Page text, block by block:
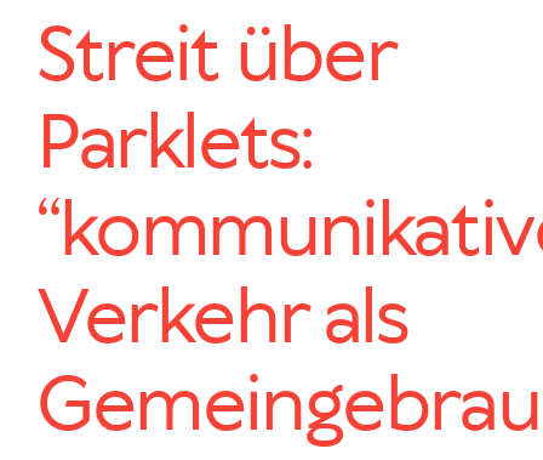
Streit über
Parklets:
Verkehr als